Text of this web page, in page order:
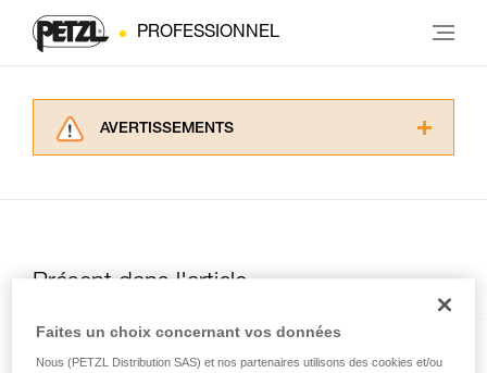
PROFESSIONNEL
AVERTISSEMENTS
d’informations.
la manipulation, seul, en toute sécurité, avant
Présent dans l'article
I’D® L
Faites un choix concernant vos données
Nous (PETZL Distribution SAS) et nos partenaires utilisons des cookies et/ou